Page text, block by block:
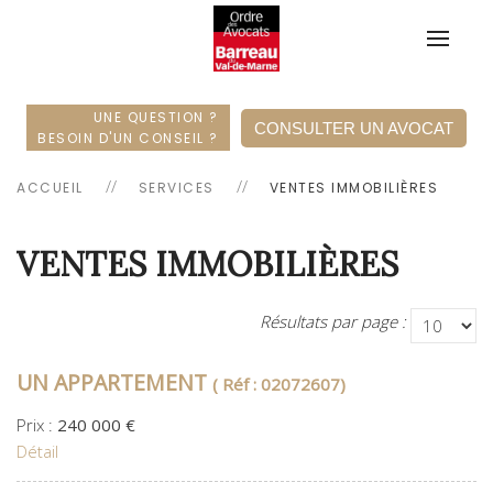
UNE QUESTION ?
BESOIN D'UN CONSEIL ?
CONSULTER UN AVOCAT
ACCUEIL SERVICES VENTES IMMOBILIÈRES
VENTES IMMOBILIÈRES
Résultats par page :
UN APPARTEMENT ( Réf : 02072607)
Prix : 240 000 €
Détail